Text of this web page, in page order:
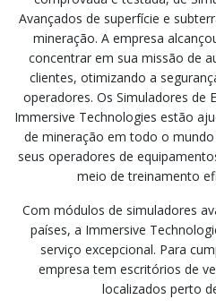
Avançados de superfície e
mineração. A empresa
concentrar em sua missão de
clientes, otimizando a
operadores. Os Simuladores de
Immersive Technologies estão
de mineração em todo o
seus operadores de
meio de treinamento
Com módulos de simuladores
países, a Immersive
serviço excepcional. Para
empresa tem escritórios de
localizados perto